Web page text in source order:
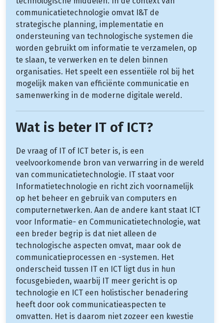
communicatietechnologie omvat I&T de
strategische planning, implementatie en
ondersteuning van technologische systemen die
worden gebruikt om informatie te verzamelen, op
te slaan, te verwerken en te delen binnen
organisaties. Het speelt een essentiële rol bij het
mogelijk maken van efficiënte communicatie en
samenwerking in de moderne digitale wereld.
Wat is beter IT of ICT?
De vraag of IT of ICT beter is, is een
veelvoorkomende bron van verwarring in de wereld
van communicatietechnologie. IT staat voor
Informatietechnologie en richt zich voornamelijk
op het beheer en gebruik van computers en
computernetwerken. Aan de andere kant staat ICT
voor Informatie- en Communicatietechnologie, wat
een breder begrip is dat niet alleen de
technologische aspecten omvat, maar ook de
communicatieprocessen en -systemen. Het
onderscheid tussen IT en ICT ligt dus in hun
focusgebieden, waarbij IT meer gericht is op
technologie en ICT een holistischer benadering
heeft door ook communicatieaspecten te
omvatten. Het is daarom niet zozeer een kwestie